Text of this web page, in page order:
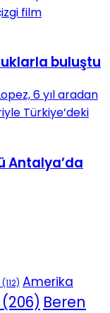
buluştu
Antalya’da
(112) Amerika
(206) Beren